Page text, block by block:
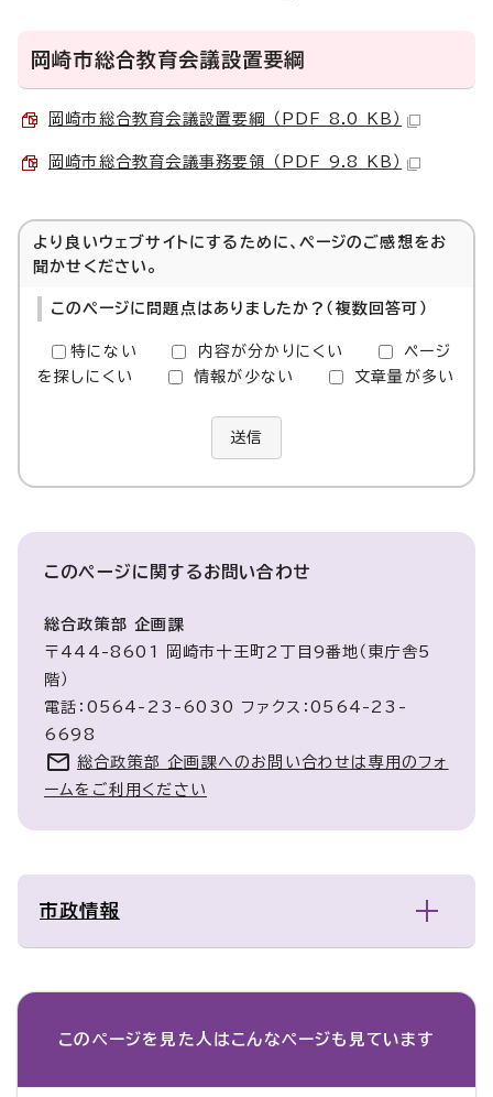
岡崎市総合教育会議設置要綱
岡崎市総合教育会議設置要綱 （PDF 8.0 KB）
岡崎市総合教育会議事務要領 （PDF 9.8 KB）
より良いウェブサイトにするために、ページのご感想をお
聞かせください。
このページに問題点はありましたか？（複数回答可）
特にない 内容が分かりにくい
ページ
を探しにくい
情報が少ない 文章量が多い
送信
このページに関するお問い合わせ
総合政策部 企画課
〒444-8601 岡崎市十王町2丁目9番地（東庁舎5
階）
電話：0564-23-6030 ファクス：0564-23-
6698
総合政策部 企画課へのお問い合わせは専用のフォ
ームをご利用ください
市政情報
このページを見た人は こんなページも見ています